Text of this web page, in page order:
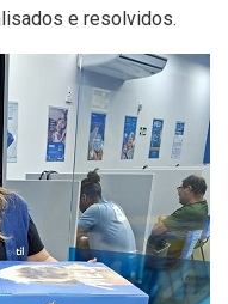
e resolvidos.